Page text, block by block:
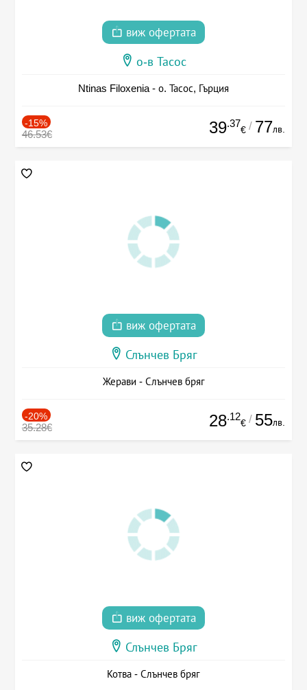
виж офертата
о-в Тасос
Ntinas Filoxenia - о. Тасос, Гърция
-15%
46.53€ 39.37
€ / 77лв.
виж офертата
Слънчев Бряг
Жерави - Слънчев бряг
-20%
35.28€ 28.12
€ / 55лв.
виж офертата
Слънчев Бряг
Котва - Слънчев бряг